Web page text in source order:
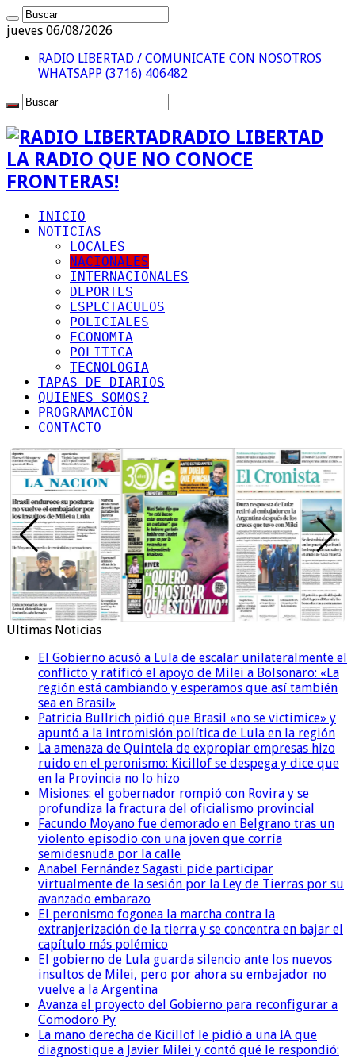
jueves 06/08/2026
RADIO LIBERTAD / COMUNICATE CON NOSOTROS
WHATSAPP (3716) 406482
RADIO LIBERTAD
LA RADIO QUE NO CONOCE
FRONTERAS!
INICIO
NOTICIAS
LOCALES
NACIONALES
INTERNACIONALES
DEPORTES
ESPECTACULOS
POLICIALES
ECONOMIA
POLITICA
TECNOLOGIA
TAPAS DE DIARIOS
QUIENES SOMOS?
PROGRAMACIÓN
CONTACTO
Ultimas Noticias
El Gobierno acusó a Lula de escalar unilateralmente el
conflicto y ratificó el apoyo de Milei a Bolsonaro: «La
región está cambiando y esperamos que así también
sea en Brasil»
Patricia Bullrich pidió que Brasil «no se victimice» y
apuntó a la intromisión política de Lula en la región
La amenaza de Quintela de expropiar empresas hizo
ruido en el peronismo: Kicillof se despega y dice que
en la Provincia no lo hizo
Misiones: el gobernador rompió con Rovira y se
profundiza la fractura del oficialismo provincial
Facundo Moyano fue demorado en Belgrano tras un
violento episodio con una joven que corría
semidesnuda por la calle
Anabel Fernández Sagasti pide participar
virtualmente de la sesión por la Ley de Tierras por su
avanzado embarazo
El peronismo fogonea la marcha contra la
extranjerización de la tierra y se concentra en bajar el
capítulo más polémico
El gobierno de Lula guarda silencio ante los nuevos
insultos de Milei, pero por ahora su embajador no
vuelve a la Argentina
Avanza el proyecto del Gobierno para reconfigurar a
Comodoro Py
La mano derecha de Kicillof le pidió a una IA que
diagnostique a Javier Milei y contó qué le respondió: